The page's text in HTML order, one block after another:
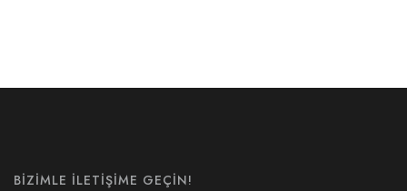
BIZIMLE İLETIŞIME GEÇIN!